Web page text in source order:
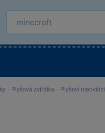
· Plyšová zvířátka · Plyšoví medvídci